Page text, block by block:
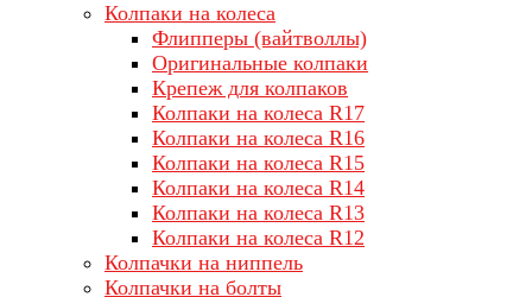
Колпаки на колеса
Флипперы (вайтволлы)
Оригинальные колпаки
Крепеж для колпаков
Колпаки на колеса R17
Колпаки на колеса R16
Колпаки на колеса R15
Колпаки на колеса R14
Колпаки на колеса R13
Колпаки на колеса R12
Колпачки на ниппель
Колпачки на болты